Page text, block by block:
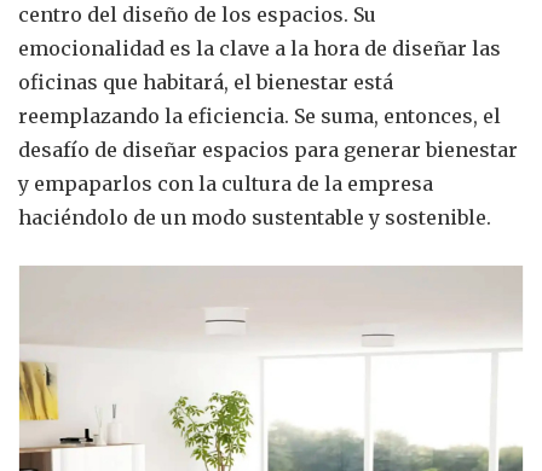
centro del diseño de los espacios. Su
emocionalidad es la clave a la hora de diseñar las
oficinas que habitará, el bienestar está
reemplazando la eficiencia. Se suma, entonces, el
desafío de diseñar espacios para generar bienestar
y empaparlos con la cultura de la empresa
haciéndolo de un modo sustentable y sostenible.